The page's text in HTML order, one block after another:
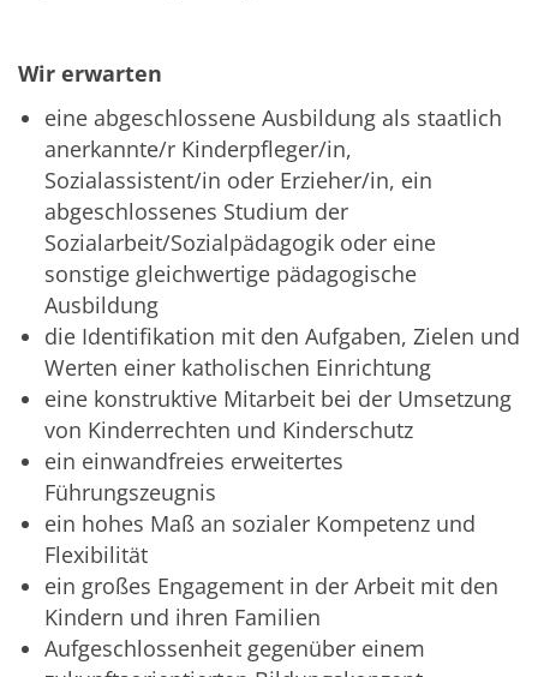
Wir erwarten
eine abgeschlossene Ausbildung als staatlich
anerkannte/r Kinderpfleger/in,
Sozialassistent/in oder Erzieher/in, ein
abgeschlossenes Studium der
Sozialarbeit/Sozialpädagogik oder eine
sonstige gleichwertige pädagogische
Ausbildung
die Identifikation mit den Aufgaben, Zielen und
Werten einer katholischen Einrichtung
eine konstruktive Mitarbeit bei der Umsetzung
von Kinderrechten und Kinderschutz
ein einwandfreies erweitertes
Führungszeugnis
ein hohes Maß an sozialer Kompetenz und
Flexibilität
ein großes Engagement in der Arbeit mit den
Kindern und ihren Familien
Aufgeschlossenheit gegenüber einem